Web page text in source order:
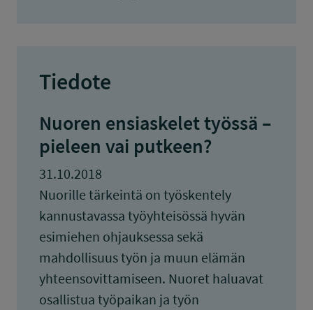
Tiedote
Nuoren ensiaskelet työssä –
pieleen vai putkeen?
31.10.2018
Nuorille tärkeintä on työskentely
kannustavassa työyhteisössä hyvän
esimiehen ohjauksessa sekä
mahdollisuus työn ja muun elämän
yhteensovittamiseen. Nuoret haluavat
osallistua työpaikan ja työn